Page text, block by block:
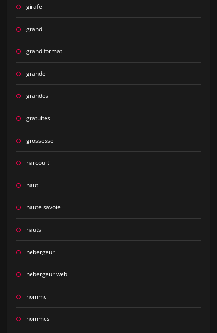
girafe
grand
grand format
grande
grandes
gratuites
grossesse
harcourt
haut
haute savoie
hauts
hebergeur
hebergeur web
homme
hommes